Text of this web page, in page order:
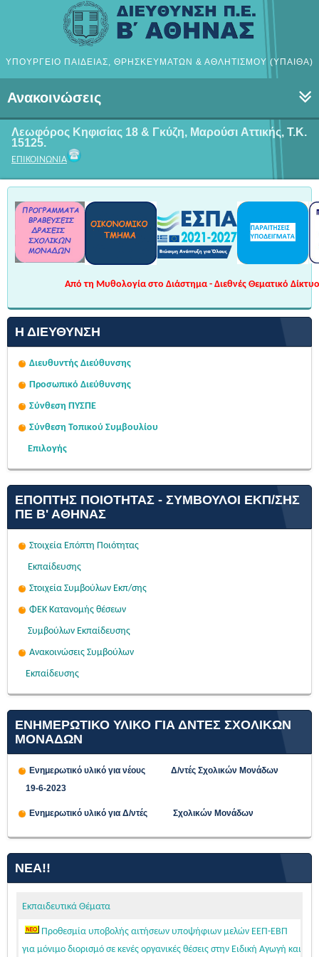
ΥΠΟΥΡΓΕΙΟ ΠΑΙΔΕΙΑΣ, ΘΡΗΣΚΕΥΜΑΤΩΝ & ΑΘΛΗΤΙΣΜΟΥ (ΥΠΑΙΘΑ)
Ανακοινώσεις
Λεωφόρος Κηφισίας 18 & Γκύζη, Μαρούσι Αττικής, Τ.Κ.
15125.
ΕΠΙΚΟΙΝΩΝΙΑ
Από τη Μυθολογία στο Διάστημα - Διεθνές Θεματικό
Η ΔΙΕΎΘΥΝΣΗ
Διευθυντής Διεύθυνσης
Προσωπικό Διεύθυνσης
Σύνθεση ΠΥΣΠΕ
Σύνθεση Τοπικού Συμβουλίου
Επιλογής
ΕΠΌΠΤΗΣ ΠΟΙΌΤΗΤΑΣ - ΣΎΜΒΟΥΛΟΙ ΕΚΠ/ΣΗΣ
ΠΕ Β' ΑΘΉΝΑΣ
Στοιχεία Επόπτη Ποιότητας
Εκπαίδευσης
Στοιχεία Συμβούλων Εκπ/σης
ΦΕΚ Κατανομής θέσεων
Συμβούλων Εκπαίδευσης
Ανακοινώσεις Συμβούλων
Εκπαίδευσης
ΕΝΗΜΕΡΩΤΙΚΟ ΥΛΙΚΟ ΓΙΑ ΔΝΤΕΣ ΣΧΟΛΙΚΩΝ
ΜΟΝΑΔΩΝ
Ενημερωτικό υλικό για νέους Δ/ντές Σχολικών Μονάδων
19-6-2023
Ενημερωτικό υλικό για Δ/ντές Σχολικών Μονάδων
ΝΈΑ!!
Εκπαιδευτικά Θέματα
Προθεσμία υποβολής αιτήσεων υποψήφιων μελών ΕΕΠ-ΕΒΠ
για μόνιμο διορισμό σε κενές οργανικές θέσεις στην Ειδική Αγωγή και